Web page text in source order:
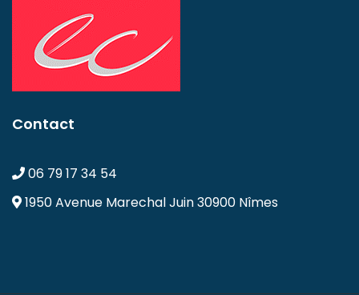
Contact
06 79 17 34 54
1950 Avenue Marechal Juin30900 Nîmes